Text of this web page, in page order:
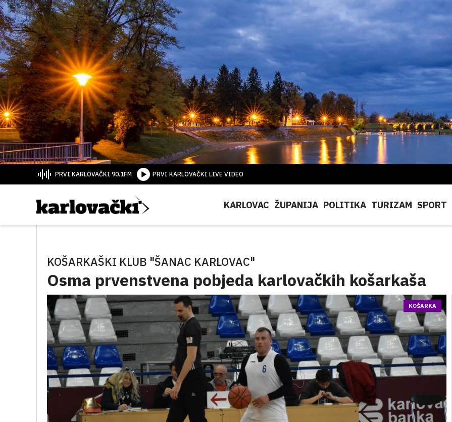
PRVI KARLOVAČKI 90.1FM PRVI KARLOVAČKI LIVE VIDEO
KARLOVAC ŽUPANIJA POLITIKA TURIZAM SPORT
KOŠARKAŠKI KLUB "ŠANAC KARLOVAC"
Osma prvenstvena pobjeda karlovačkih košarkaša
KOŠARKA